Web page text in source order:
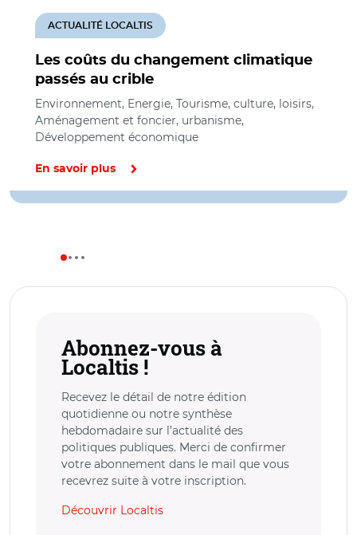
Les coûts du changement climatique
passés au crible
ACTUALITÉ LOCALTIS
Environnement, Energie, Tourisme, culture, loisirs,
Aménagement et foncier, urbanisme,
Développement économique
En savoir plus
Abonnez-vous à
Localtis !
Recevez le détail de notre édition
quotidienne ou notre synthèse
hebdomadaire sur l’actualité des
politiques publiques. Merci de confirmer
votre abonnement dans le mail que vous
recevrez suite à votre inscription.
Découvrir Localtis